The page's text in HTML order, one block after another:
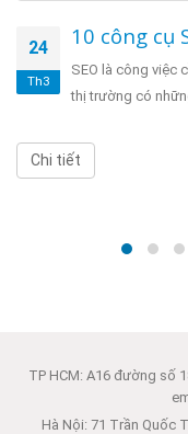
24
Th3
10 công cụ
SEO là công việc
thị trường có
Chi tiết
TP HCM: A16 đường số
Hà Nội: 71 Trần Quốc